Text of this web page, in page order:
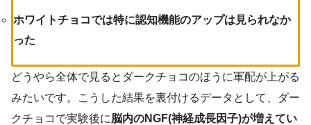
ホワイトチョコでは特に認知機能のアップは見られなか
った
どうやら全体で見るとダークチョコのほうに軍配が上がる
みたいです。こうした結果を裏付けるデータとして、ダー
クチョコで実験後に脳内のNGF(神経成長因子)が増えてい